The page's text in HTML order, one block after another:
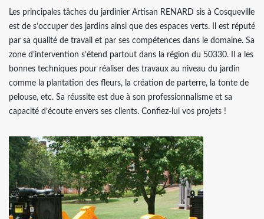
Les principales tâches du jardinier Artisan RENARD sis à Cosqueville
est de s’occuper des jardins ainsi que des espaces verts. Il est réputé
par sa qualité de travail et par ses compétences dans le domaine. Sa
zone d’intervention s’étend partout dans la région du 50330. Il a les
bonnes techniques pour réaliser des travaux au niveau du jardin
comme la plantation des fleurs, la création de parterre, la tonte de
pelouse, etc. Sa réussite est due à son professionnalisme et sa
capacité d’écoute envers ses clients. Confiez-lui vos projets !